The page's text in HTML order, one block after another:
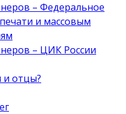
– Федеральное
и массовым
– ЦИК России
и отцы?